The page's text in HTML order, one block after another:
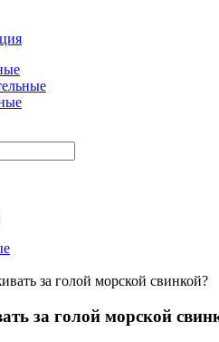
за голой морской свинкой?
за голой морской